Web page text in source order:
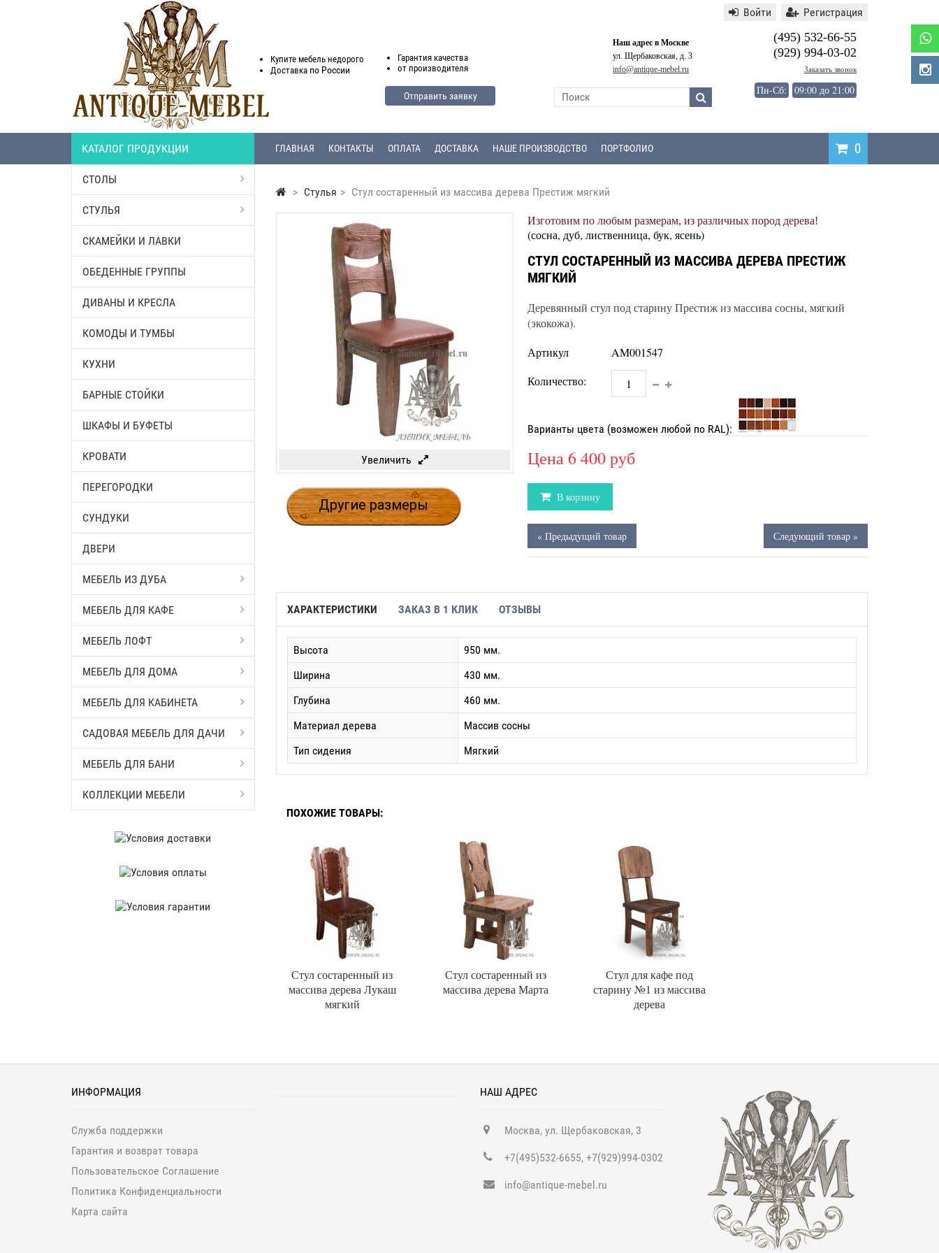
Купите мебель недорого
Доставка по России
Гарантия качества
от производителя
Отправить заявку
Наш адрес в Москве
ул. Щербаковская, д. 3
info@antique-mebel.ru
(495) 532-66-55
(929) 994-03-02
Заказать звонок
Пн-Сб: 09:00 до 21:00
Войти Регистрация
КАТАЛОГ ПРОДУКЦИИ 0
ГЛАВНАЯ КОНТАКТЫ ОПЛАТА ДОСТАВКА НАШЕ ПРОИЗВОДСТВО ПОРТФОЛИО
СТОЛЫ
СТУЛЬЯ
СКАМЕЙКИ И ЛАВКИ
ОБЕДЕННЫЕ ГРУППЫ
ДИВАНЫ И КРЕСЛА
КОМОДЫ И ТУМБЫ
КУХНИ
БАРНЫЕ СТОЙКИ
ШКАФЫ И БУФЕТЫ
КРОВАТИ
ПЕРЕГОРОДКИ
СУНДУКИ
ДВЕРИ
МЕБЕЛЬ ИЗ ДУБА
МЕБЕЛЬ ДЛЯ КАФЕ
МЕБЕЛЬ ЛОФТ
МЕБЕЛЬ ДЛЯ ДОМА
МЕБЕЛЬ ДЛЯ КАБИНЕТА
САДОВАЯ МЕБЕЛЬ ДЛЯ ДАЧИ
МЕБЕЛЬ ДЛЯ БАНИ
КОЛЛЕКЦИИ МЕБЕЛИ
> Стулья > Стул состаренный из массива дерева Престиж мягкий
Увеличить
Другие размеры
Изготовим по любым размерам, из различных пород дерева!
(сосна, дуб, лиственница, бук, ясень)
СТУЛ СОСТАРЕННЫЙ ИЗ МАССИВА ДЕРЕВА ПРЕСТИЖ
МЯГКИЙ
Деревянный стул под старину Престиж из массива сосны, мягкий
(экокожа).
Артикул
AM001547
Количество:
Варианты цвета (возможен любой по RAL):
Цена6 400 руб
В корзину
« Предыдущий товар Следующий товар »
ХАРАКТЕРИСТИКИ ЗАКАЗ В 1 КЛИК ОТЗЫВЫ
Высота
950 мм.
Ширина
430 мм.
Глубина
460 мм.
Материал дерева
Массив сосны
Тип сидения
Мягкий
ПОХОЖИЕ ТОВАРЫ:
Стул состаренный из
массива дерева Лукаш
мягкий
Стул состаренный из
массива дерева Марта
Стул для кафе под
старину №1 из массива
дерева
ИНФОРМАЦИЯ
Служба поддержки
Гарантия и возврат товара
Пользовательское Соглашение
Политика Конфиденциальности
Карта сайта
НАШ АДРЕС
Москва, ул. Щербаковская, 3
+7(495)532-6655, +7(929)994-0302
info@antique-mebel.ru